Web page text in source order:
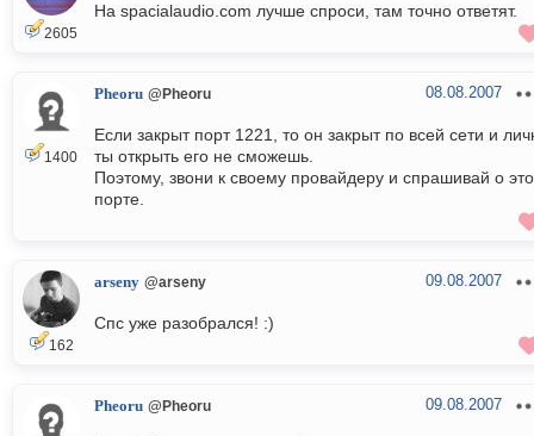
2605
На spacialaudio.com лучше спроси, там точно ответят.
1400
Pheoru @Pheoru 08.08.2007
Если закрыт порт 1221, то он закрыт по всей сети и
ты открыть его не сможешь.
Поэтому, звони к своему провайдеру и спрашивай о
порте.
162
arseny @arseny 09.08.2007
Спс уже разобрался! :)
Pheoru @Pheoru 09.08.2007